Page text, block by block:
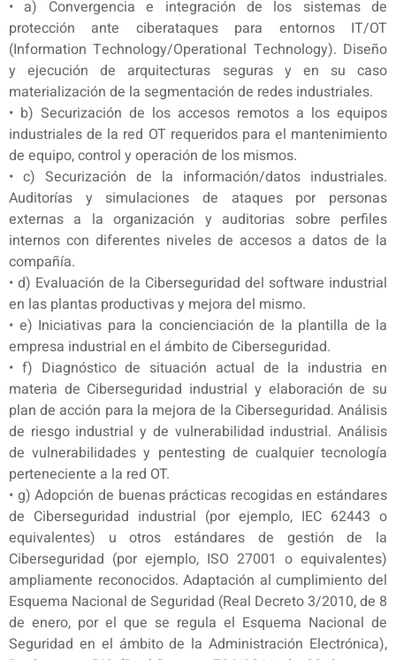
• a) Convergencia e integración de los sistemas de
protección ante ciberataques para entornos IT/OT
(Information Technology/Operational Technology). Diseño
y ejecución de arquitecturas seguras y en su caso
materialización de la segmentación de redes industriales.
• b) Securización de los accesos remotos a los equipos
industriales de la red OT requeridos para el mantenimiento
de equipo, control y operación de los mismos.
• c) Securización de la información/datos industriales.
Auditorías y simulaciones de ataques por personas
externas a la organización y auditorias sobre perfiles
internos con diferentes niveles de accesos a datos de la
compañía.
• d) Evaluación de la Ciberseguridad del software industrial
en las plantas productivas y mejora del mismo.
• e) Iniciativas para la concienciación de la plantilla de la
empresa industrial en el ámbito de Ciberseguridad.
• f) Diagnóstico de situación actual de la industria en
materia de Ciberseguridad industrial y elaboración de su
plan de acción para la mejora de la Ciberseguridad. Análisis
de riesgo industrial y de vulnerabilidad industrial. Análisis
de vulnerabilidades y pentesting de cualquier tecnología
perteneciente a la red OT.
• g) Adopción de buenas prácticas recogidas en estándares
de Ciberseguridad industrial (por ejemplo, IEC 62443 o
equivalentes) u otros estándares de gestión de la
Ciberseguridad (por ejemplo, ISO 27001 o equivalentes)
ampliamente reconocidos. Adaptación al cumplimiento del
Esquema Nacional de Seguridad (Real Decreto 3/2010, de 8
de enero, por el que se regula el Esquema Nacional de
Seguridad en el ámbito de la Administración Electrónica),